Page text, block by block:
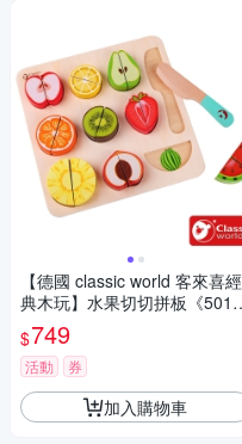
【德國 classic world 客來喜經
典木玩】水果切切拼板《501
2》
$749
活動 券
加入購物車